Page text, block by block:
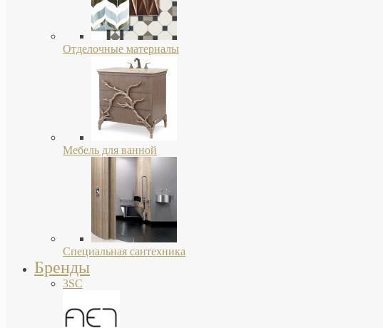
Отделочные материалы
Мебель для ванной
Специальная сантехника
Бренды
3SC